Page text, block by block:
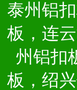
泰州铝
板，连
州铝扣
板，绍